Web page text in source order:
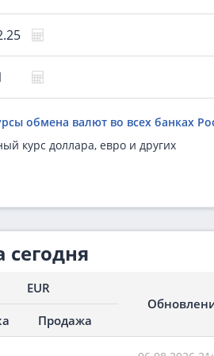
обмена валют во всех банках
курс доллара, евро и других
EUR
Продажа